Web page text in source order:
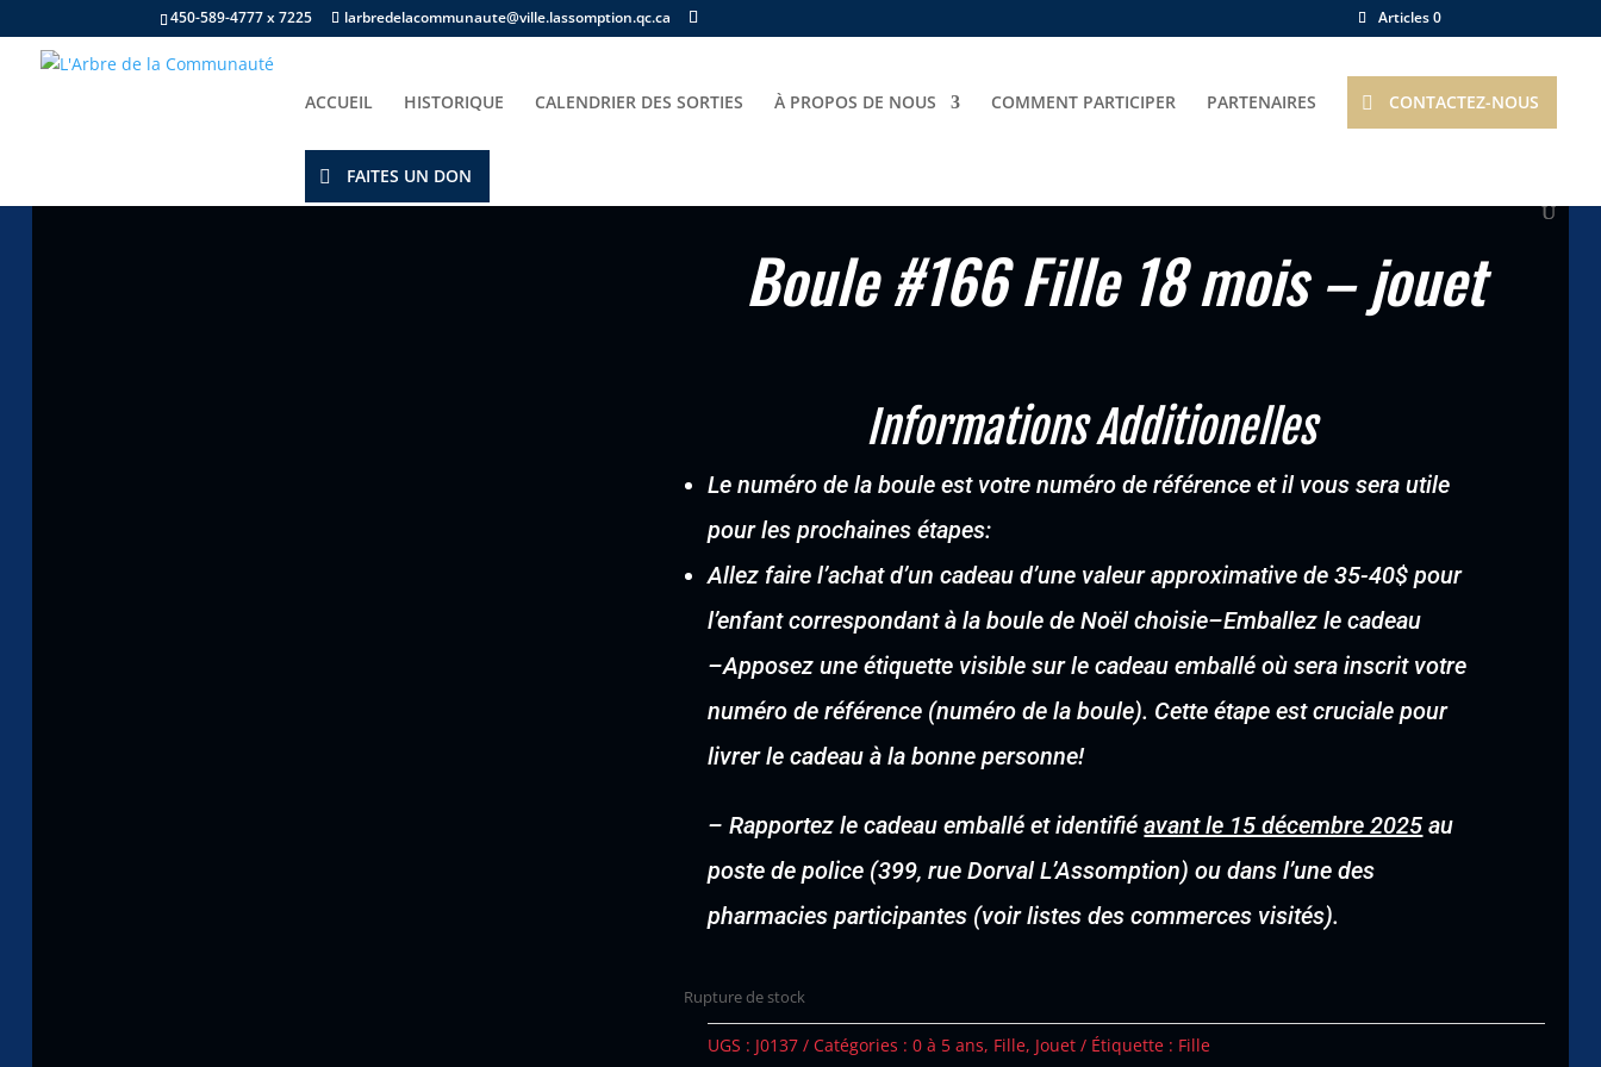
450-589-4777 x 7225 larbredelacommunaute@ville.lassomption.qc.ca Articles 0
ACCUEIL HISTORIQUE CALENDRIER DES SORTIES À PROPOS DE NOUS COMMENT PARTICIPER PARTENAIRES CONTACTEZ-NOUS
FAITES UN DON
Champ d'intérêts
Boule #166 Fille 18 mois – jouet
Informations Additionelles
Le numéro de la boule est votre numéro de référence et il vous sera utile
pour les prochaines étapes:
Allez faire l’achat d’un cadeau d’une valeur approximative de 35-40$ pour
l’enfant correspondant à la boule de Noël choisie–Emballez le cadeau
–Apposez une étiquette visible sur le cadeau emballé où sera inscrit votre
numéro de référence (numéro de la boule). Cette étape est cruciale pour
livrer le cadeau à la bonne personne!
–Rapportez le cadeau emballé et identifiéavant le 15 décembre 2025 au
poste de police (399, rue Dorval L’Assomption) ou dans l’une des
pharmacies participantes (voir listes des commerces visités).
Rupture de stock
UGS : J0137 Catégories :0 à 5 ans, Fille, Jouet Étiquette : Fille